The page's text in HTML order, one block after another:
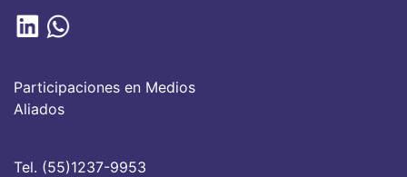
Participaciones en Medios
Aliados
Tel. (55)1237-9953